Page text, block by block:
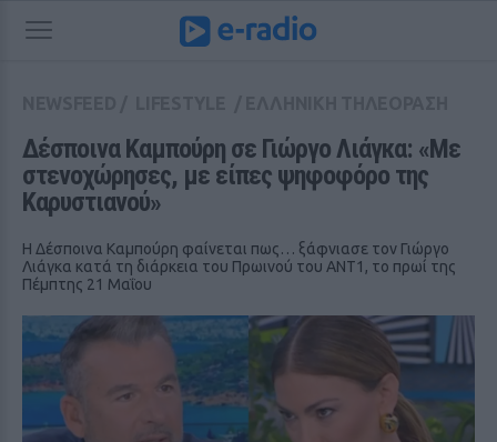
Δέσποινα Καμπούρη σε Γιώργο Λιάγκα: «Με
στενοχώρησες, με είπες ψηφοφόρο της
Καρυστιανού»
Η Δέσποινα Καμπούρη φαίνεται πως… ξάφνιασε τον Γιώργο
Λιάγκα κατά τη διάρκεια του Πρωινού του ΑΝΤ1, το πρωί της
Πέμπτης 21 Μαΐου